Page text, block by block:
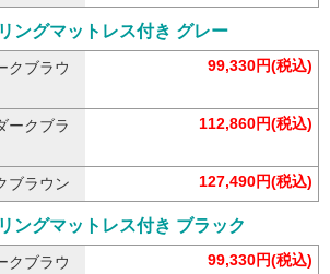
ングマットレス付き グレー
クブラウ
99,330円(税込)
ークブラ
112,860円(税込)
ブラウン 127,490円(税込)
ングマットレス付き ブラック
クブラウ
99,330円(税込)